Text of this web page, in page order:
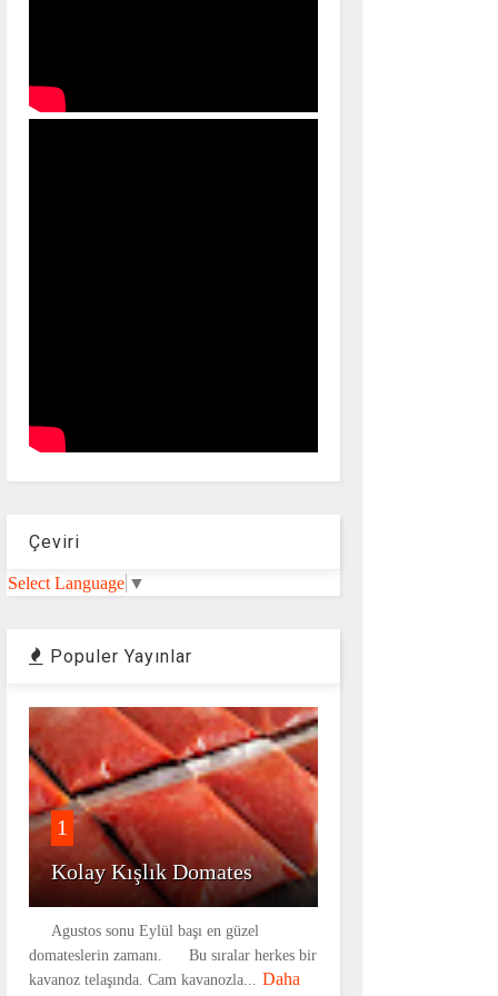
Çeviri
Select Language ▼
Populer Yayınlar
1
Kolay Kışlık Domates
Agustos sonu Eylül başı en güzel
domateslerin zamanı. Bu sıralar herkes bir
kavanoz telaşında. Cam kavanozla... Daha